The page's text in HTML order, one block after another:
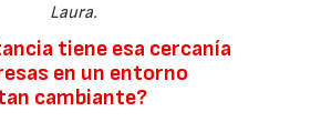
Laura.
tiene esa cercanía
en un entorno
cambiante?